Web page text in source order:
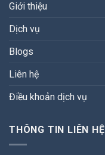
Giới thiệu
Dịch vụ
Blogs
Liên hệ
Điều khoản dịch vụ
THÔNG TIN LIÊN HỆ